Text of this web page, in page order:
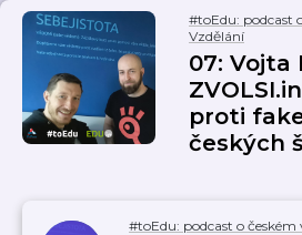
#toEdu: podcast
Vzdělání
07: Vojta
proti
českých
#toEdu: podcast o českém